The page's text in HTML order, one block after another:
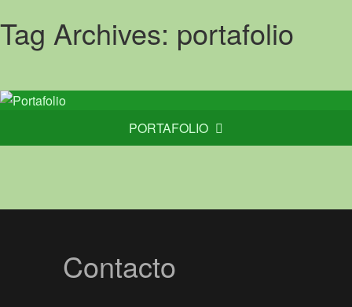
Tag Archives: portafolio
PORTAFOLIO
Contacto